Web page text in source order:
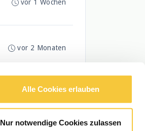
Alle Cookies erlauben
Nur notwendige Cookies zulassen
vor 1 Wochen
vor 2 Monaten